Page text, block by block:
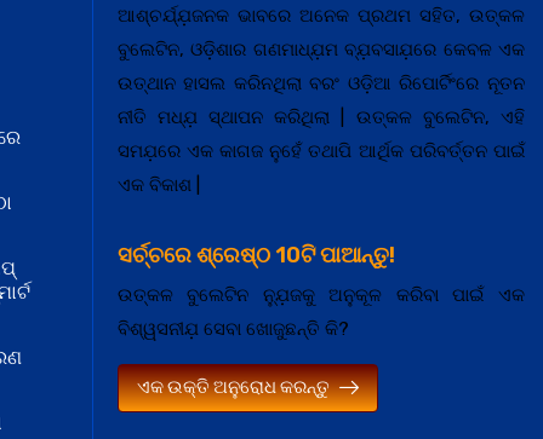
ଆଶ୍ଚର୍ଯ୍ଯ଼ଜନକ ଭାବରେ ଅନେକ ପ୍ରଥମ ସହିତ, ଉତ୍କଳ
ବୁଲେଟିନ, ଓଡ଼ିଶାର ଗଣମାଧ୍ଯ଼ମ ବ୍ଯ଼ବସାଯ଼ରେ କେବଳ ଏକ
ଉତ୍ଥାନ ହାସଲ କରିନଥିଲା ବରଂ ଓଡ଼ିଆ ରିପୋର୍ଟିଂରେ ନୂତନ
ନୀତି ମଧ୍ଯ଼ ସ୍ଥାପନ କରିଥିଲା | ଉତ୍କଳ ବୁଲେଟିନ, ଏହି
ସମଯ଼ରେ ଏକ କାଗଜ ନୁହେଁ ତଥାପି ଆର୍ଥିକ ପରିବର୍ତ୍ତନ ପାଇଁ
ଏକ ବିକାଶ |
ସର୍ଚ୍ଚରେ ଶ୍ରେଷ୍ଠ 10ଟି ପାଆନ୍ତୁ!
ଉତ୍କଳ ବୁଲେଟିନ ନ୍ଯ଼ୁଜକୁ ଅନୁକୂଳ କରିବା ପାଇଁ ଏକ
ବିଶ୍ୱସନୀଯ଼ ସେବା ଖୋଜୁଛନ୍ତି କି?
ଏକ ଉକ୍ତି ଅନୁରୋଧ କରନ୍ତୁ